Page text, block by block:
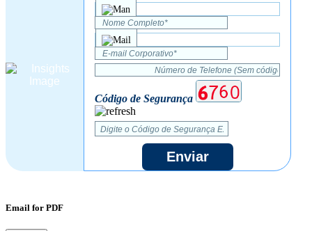
Código de Segurança
Enviar
Email for PDF